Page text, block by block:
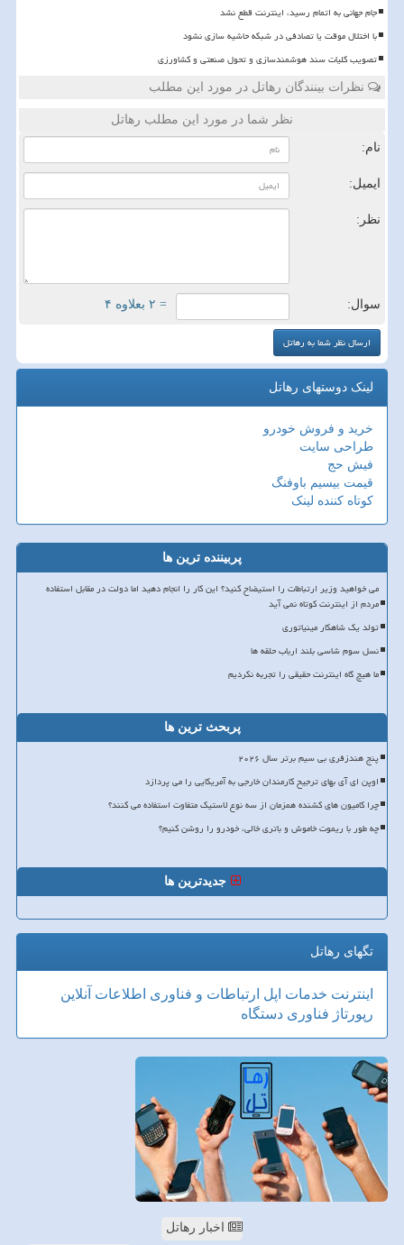
️جام جهانی به اتمام رسید، اینترنت قطع نشد
با اختلال موقت یا تصادفی در شبکه حاشیه سازی نشود
تصویب کلیات سند هوشمندسازی و تحول صنعتی و کشاورزی
نظرات بینندگان رهاتل در مورد این مطلب
نظر شما در مورد این مطلب رهاتل
نام:
ایمیل:
نظر:
سوال: = ۲ بعلاوه ۴
لینک دوستهای رهاتل
خرید و فروش خودرو
طراحی سایت
فیش حج
قیمت بیسیم باوفنگ
کوتاه کننده لینک
پربیننده ترین ها
می خواهید وزیر ارتباطات را استیضاح کنید؟ این کار را انجام دهید اما دولت در مقابل استفاده
مردم از اینترنت کوتاه نمی آید
تولد یک شاهکار مینیاتوری
نسل سوم شاسی بلند ارباب حلقه ها
ما هیچ گاه اینترنت حقیقی را تجربه نکردیم
پربحث ترین ها
پنج هندزفری بی سیم برتر سال ۲۰۲۶
اوپن ای آی بهای ترجیح کارمندان خارجی به آمریکایی را می پردازد
چرا کامیون های کشنده همزمان از سه نوع لاستیک متفاوت استفاده می کنند؟
چه طور با ریموت خاموش و باتری خالی، خودرو را روشن کنیم؟
جدیدترین ها
تگهای رهاتل
اینترنت خدمات اپل ارتباطات و فناوری اطلاعات آنلاین
رپورتاژ فناوری دستگاه
اخبار رهاتل